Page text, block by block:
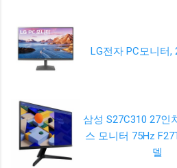
LG전자 PC모니터,
삼성 S27C310 27인
스 모니터 75Hz
델